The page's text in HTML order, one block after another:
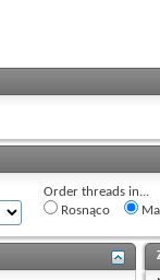
Order threads in...
Rosnąco